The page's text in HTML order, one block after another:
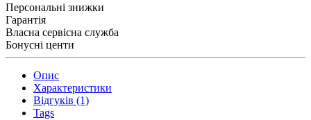
Персональні знижки
Гарантія
Власна сервісна служба
Бонусні центи
Опис
Характеристики
Відгуків (1)
Tags